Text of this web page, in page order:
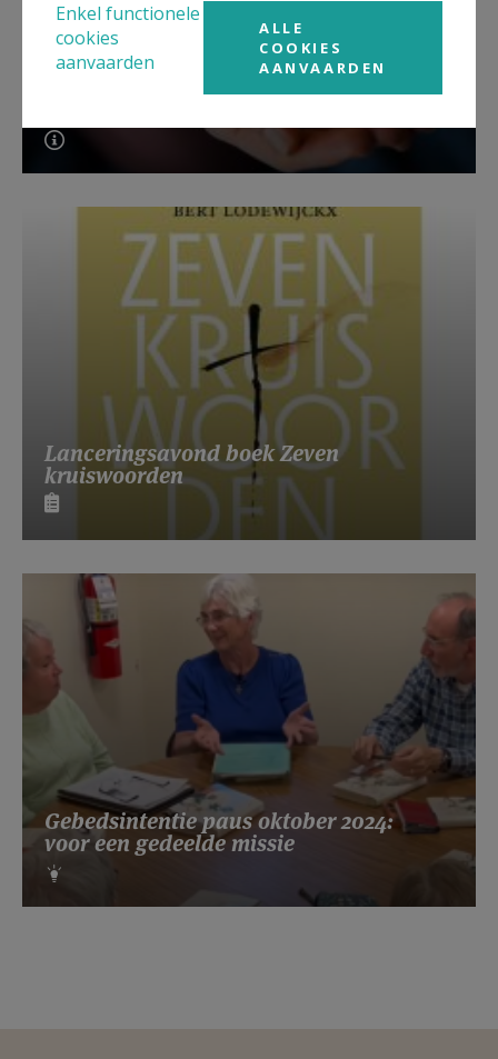
Lanceringsavond boek Zeven
kruiswoorden
Gebedsintentie paus oktober 2024:
voor een gedeelde missie
Enkel functionele
cookies
aanvaarden
ALLE
COOKIES
AANVAARDEN